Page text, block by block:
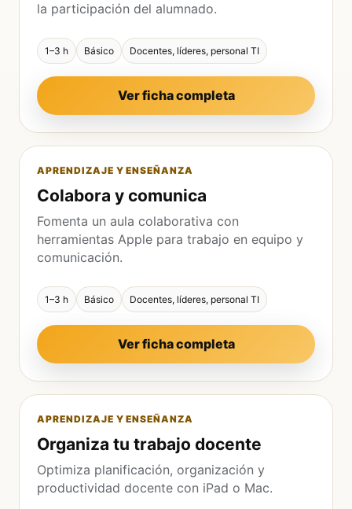
la participación del alumnado.
1–3 h Básico Docentes, líderes, personal TI
Ver ficha completa
APRENDIZAJE Y ENSEÑANZA
Colabora y comunica
Fomenta un aula colaborativa con
herramientas Apple para trabajo en equipo y
comunicación.
1–3 h Básico Docentes, líderes, personal TI
Ver ficha completa
APRENDIZAJE Y ENSEÑANZA
Organiza tu trabajo docente
Optimiza planificación, organización y
productividad docente con iPad o Mac.